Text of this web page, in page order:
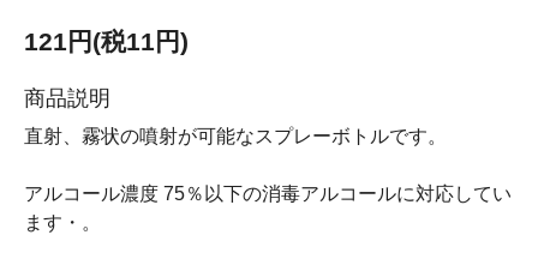
121円(税11円)
商品説明
直射、霧状の噴射が可能なスプレーボトルです。
アルコール濃度 75％以下の消毒アルコールに対応してい
ます・。